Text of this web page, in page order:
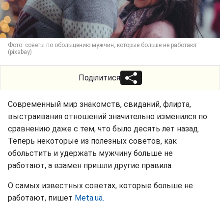
Фото: советы по обольщению мужчин, которые больше не работают
(pixabay)
Поділитися
Современный мир знакомств, свиданий, флирта,
выстраивания отношений значительно изменился по
сравнению даже с тем, что было десять лет назад.
Теперь некоторые из полезных советов, как
обольстить и удержать мужчину больше не
работают, а взамен пришли другие правила.
О самых известных советах, которые больше не
работают, пишет Meta.ua.